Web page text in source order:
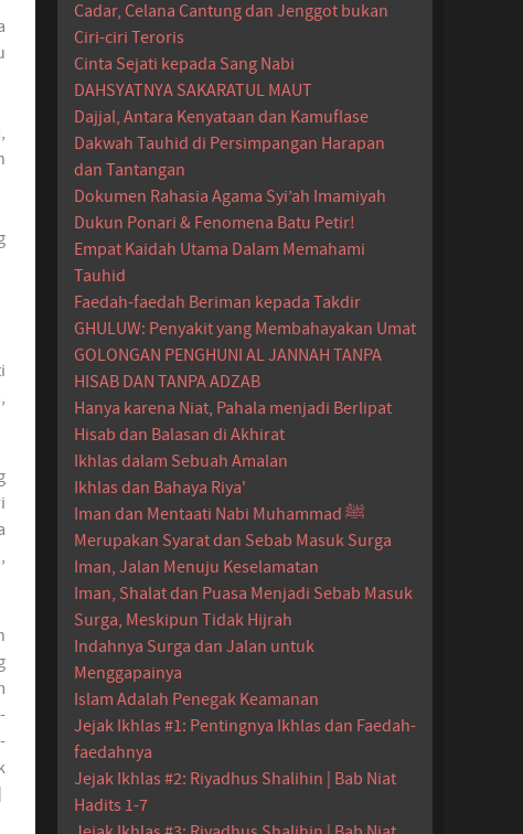
Cadar, Celana Cantung dan Jenggot bukan
Ciri-ciri Teroris
Cinta Sejati kepada Sang Nabi
DAHSYATNYA SAKARATUL MAUT
Dajjal, Antara Kenyataan dan Kamuflase
Dakwah Tauhid di Persimpangan Harapan
dan Tantangan
Dokumen Rahasia Agama Syi’ah Imamiyah
Dukun Ponari & Fenomena Batu Petir!
Empat Kaidah Utama Dalam Memahami
Tauhid
Faedah-faedah Beriman kepada Takdir
GHULUW: Penyakit yang Membahayakan Umat
GOLONGAN PENGHUNI AL JANNAH TANPA
HISAB DAN TANPA ADZAB
Hanya karena Niat, Pahala menjadi Berlipat
Hisab dan Balasan di Akhirat
Ikhlas dalam Sebuah Amalan
Ikhlas dan Bahaya Riya'
Iman dan Mentaati Nabi Muhammad ﷺ
Merupakan Syarat dan Sebab Masuk Surga
Iman, Jalan Menuju Keselamatan
Iman, Shalat dan Puasa Menjadi Sebab Masuk
Surga, Meskipun Tidak Hijrah
Indahnya Surga dan Jalan untuk
Menggapainya
Islam Adalah Penegak Keamanan
Jejak Ikhlas #1: Pentingnya Ikhlas dan Faedah-
faedahnya
Jejak Ikhlas #2: Riyadhus Shalihin | Bab Niat
Hadits 1-7